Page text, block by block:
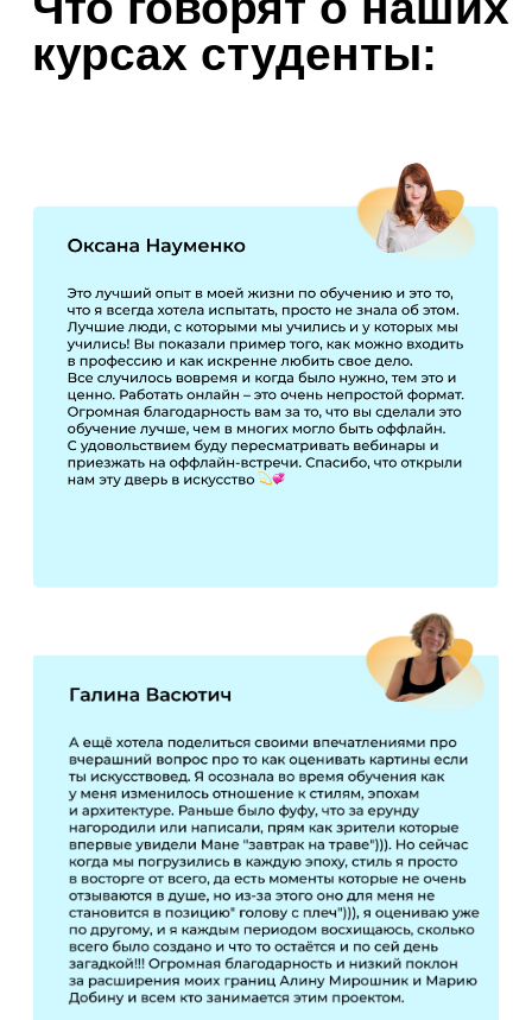
Перейти в
закрытый
Telegram-канал
С акционными
предложениями и
полной информацией о
курсах
>>>